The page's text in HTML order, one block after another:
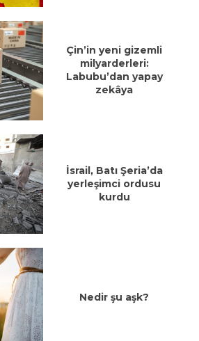
Çin’in yeni gizemli
milyarderleri:
Labubu’dan yapay
zekâya
İsrail, Batı Şeria’da
yerleşimci ordusu
kurdu
Nedir şu aşk?